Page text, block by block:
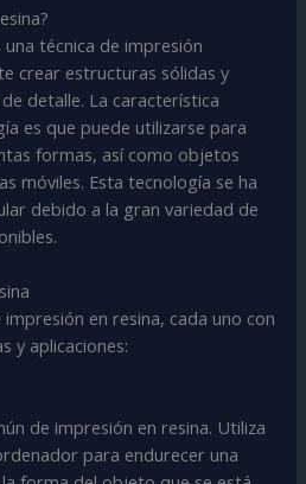
técnica de impresión
crear estructuras sólidas y
detalle. La característica
es que puede utilizarse para
formas, así como objetos
móviles. Esta tecnología se ha
debido a la gran variedad de
en resina, cada uno con
y aplicaciones:
de impresión en resina. Utiliza
para endurecer una